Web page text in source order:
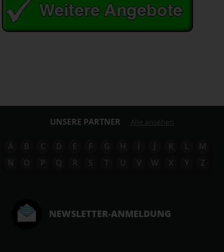
UNSERE PARTNER Alle ansehen
A B C D E F G H I J K L
M
N
O P Q R S T U V W X Y Z
NEWSLETTER-ANMELDUNG